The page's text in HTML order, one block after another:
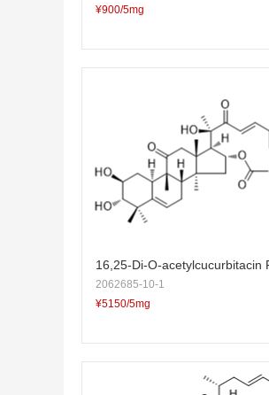
¥900/5mg
16,25-Di-O-acetylcucurbitacin
2062685-10-1
¥5150/5mg